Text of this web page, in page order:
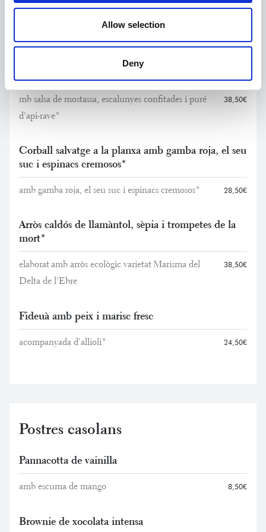
Allow selection
Deny
Principals
mb salsa de mostassa, escalunyes confitades i puré
d'api-rave*
38,50€
Corball salvatge a la planxa amb gamba roja, el seu
suc i espinacs cremosos*
amb gamba roja, el seu suc i espinacs cremosos* 28,50€
Arròs caldós de llamàntol, sèpia i trompetes de la
mort*
elaborat amb arròs ecològic varietat Marisma del
Delta de l'Ebre
38,50€
Fideuà amb peix i marisc fresc
acompanyada d’allioli* 24,50€
Postres casolans
Pannacotta de vainilla
amb escuma de mango 8,50€
Brownie de xocolata intensa